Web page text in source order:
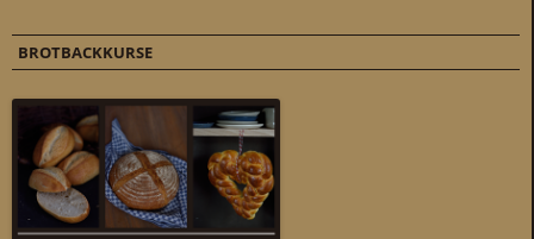
BROTBACKKURSE